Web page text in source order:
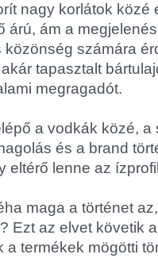
nagy korlátok közé
árú, ám a
számára
tapasztalt
megragadót.
a vodkák közé,
és a brand
eltérő lenne az
maga a történet
Ezt az elvet követik
a termékek mögötti